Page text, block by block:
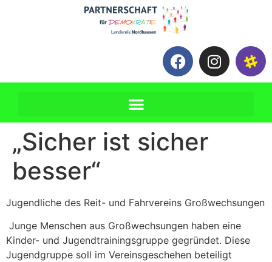
„Sicher ist sicher
besser“
Jugendliche des Reit- und Fahrvereins Großwechsungen
Junge Menschen aus Großwechsungen haben eine
Kinder- und Jugendtrainingsgruppe gegründet. Diese
Jugendgruppe soll im Vereinsgeschehen beteiligt